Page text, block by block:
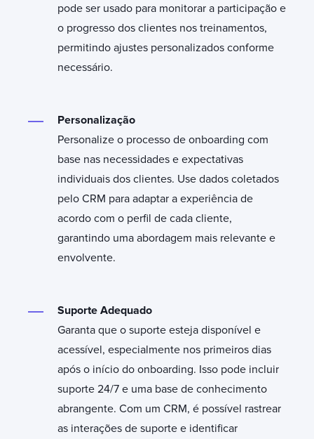
pode ser usado para monitorar a participação e
o progresso dos clientes nos treinamentos,
permitindo ajustes personalizados conforme
necessário.
Personalização
Personalize o processo de onboarding com
base nas necessidades e expectativas
individuais dos clientes. Use dados coletados
pelo CRM para adaptar a experiência de
acordo com o perfil de cada cliente,
garantindo uma abordagem mais relevante e
envolvente.
Suporte Adequado
Garanta que o suporte esteja disponível e
acessível, especialmente nos primeiros dias
após o início do onboarding. Isso pode incluir
suporte 24/7 e uma base de conhecimento
abrangente. Com um CRM, é possível rastrear
as interações de suporte e identificar